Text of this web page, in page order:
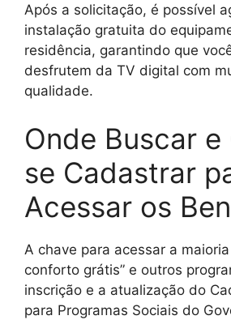
Após a solicitação, é possível
instalação gratuita do
residência, garantindo que
desfrutem da TV digital com
qualidade.
Onde Buscar e
se Cadastrar
Acessar os
A chave para acessar a
conforto grátis” e outros
inscrição e a atualização do
para Programas Sociais do